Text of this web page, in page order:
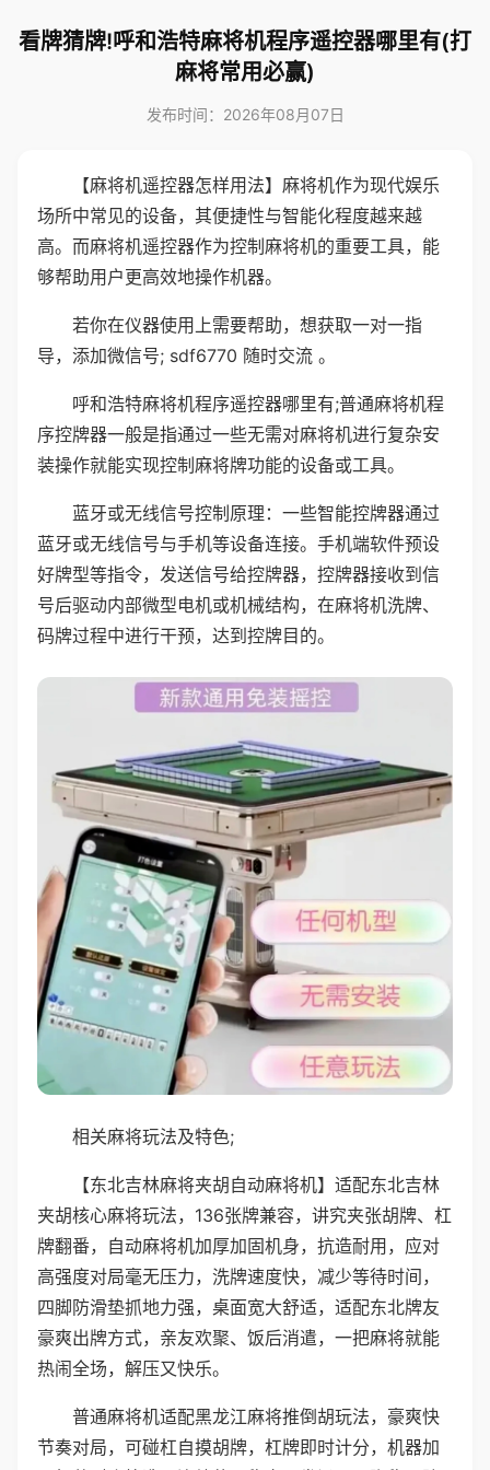
看牌猜牌!呼和浩特麻将机程序遥控器哪里有(打
麻将常用必赢)
发布时间：2026年08月07日
【麻将机遥控器怎样用法】麻将机作为现代娱乐
场所中常见的设备，其便捷性与智能化程度越来越
高。而麻将机遥控器作为控制麻将机的重要工具，能
够帮助用户更高效地操作机器。
若你在仪器使用上需要帮助，想获取一对一指
导，添加微信号; sdf6770 随时交流 。
呼和浩特麻将机程序遥控器哪里有;普通麻将机程
序控牌器一般是指通过一些无需对麻将机进行复杂安
装操作就能实现控制麻将牌功能的设备或工具。
蓝牙或无线信号控制原理：一些智能控牌器通过
蓝牙或无线信号与手机等设备连接。手机端软件预设
好牌型等指令，发送信号给控牌器，控牌器接收到信
号后驱动内部微型电机或机械结构，在麻将机洗牌、
码牌过程中进行干预，达到控牌目的。
相关麻将玩法及特色;
【东北吉林麻将夹胡自动麻将机】适配东北吉林
夹胡核心麻将玩法，136张牌兼容，讲究夹张胡牌、杠
牌翻番，自动麻将机加厚加固机身，抗造耐用，应对
高强度对局毫无压力，洗牌速度快，减少等待时间，
四脚防滑垫抓地力强，桌面宽大舒适，适配东北牌友
豪爽出牌方式，亲友欢聚、饭后消遣，一把麻将就能
热闹全场，解压又快乐。
普通麻将机适配黑龙江麻将推倒胡玩法，豪爽快
节奏对局，可碰杠自摸胡牌，杠牌即时计分，机器加